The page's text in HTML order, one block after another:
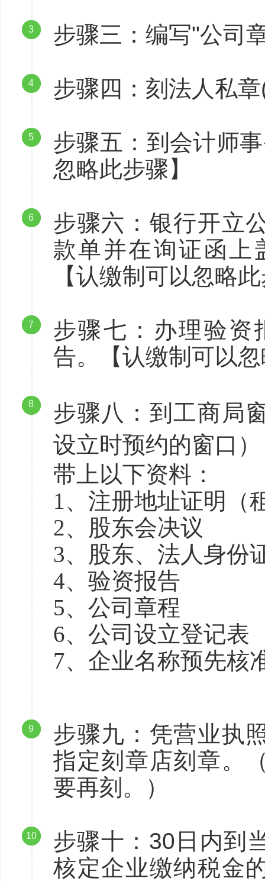
3 步骤三：编写"公司
4 步骤四：刻法人私
5
步骤五：到会计师
忽略此步骤】
6
步骤六：银行开立
款单并在询证函上
【认缴制可以忽略
7
步骤七：办理验资
告。【认缴制可以
8
步骤八：到工商局
设立时预约的窗口）
带上以下资料：
1、注册地址证明（
2、股东会决议
3、股东、法人身份
4、验资报告
5、公司章程
6、公司设立登记表
7、企业名称预先核
9
步骤九：凭营业执
指定刻章店刻章。
要再刻。）
10
步骤十：30日内到
核定企业缴纳税金